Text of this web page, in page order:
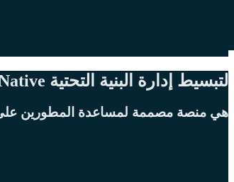
لتبسيط إدارة البنية التحتية Cloud-Native منصة : Rivet
هي منصة مصممة لمساعدة المطورين على